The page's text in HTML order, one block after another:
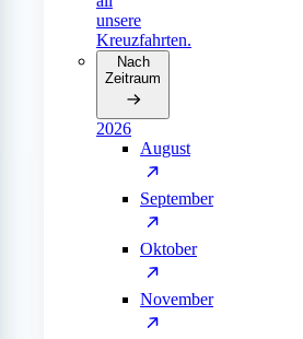
unsere
Kreuzfahrten.
Nach
Zeitraum
2026
August
September
Oktober
November